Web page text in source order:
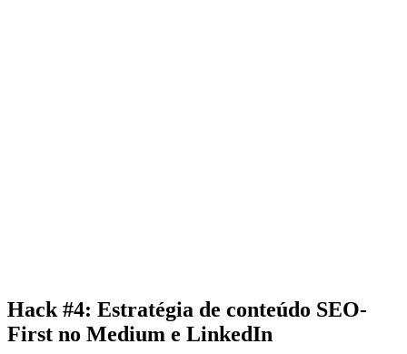
Hack #4: Estratégia de conteúdo SEO-
First no Medium e LinkedIn